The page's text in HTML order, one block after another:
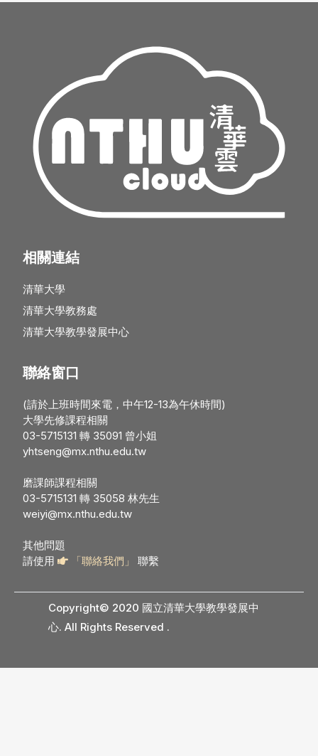
相關連結
清華大學
清華大學教務處
清華大學教學發展中心
聯絡窗口
(請於上班時間來電，中午12-13為午休時間)
大學先修課程相關
03-5715131 轉 35091 曾小姐
yhtseng@mx.nthu.edu.tw
磨課師課程相關
03-5715131 轉 35058 林先生
weiyi@mx.nthu.edu.tw
其他問題
請使用
「聯絡我們」 聯繫
Copyright© 2020 國立清華大學教學發展中
心. All Rights Reserved .